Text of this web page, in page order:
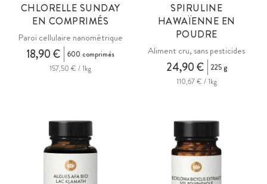
CHLORELLE SUNDAY
EN COMPRIMÉS
Paroi cellulaire nanométrique
18,90 €
600 comprimés
157,50 € / 1kg
SPIRULINE
HAWAÏENNE EN
POUDRE
Aliment cru, sans pesticides
24,90 €
225 g
110,67 € / 1kg